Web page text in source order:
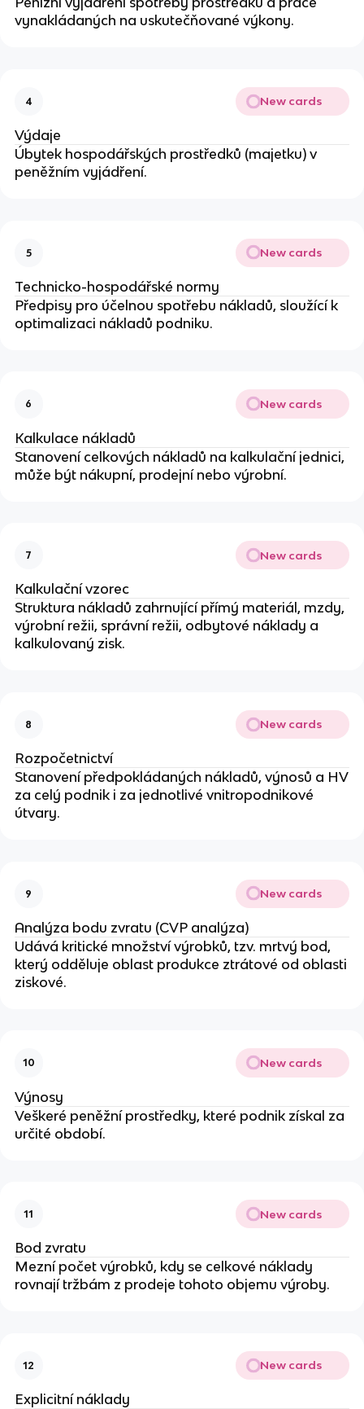
vynakládaných na uskutečňované výkony.
4 New cards
Výdaje
Úbytek hospodářských prostředků (majetku) v
peněžním vyjádření.
5 New cards
Technicko-hospodářské normy
Předpisy pro účelnou spotřebu nákladů, sloužící k
optimalizaci nákladů podniku.
6 New cards
Kalkulace nákladů
Stanovení celkových nákladů na kalkulační jednici,
může být nákupní, prodejní nebo výrobní.
7 New cards
Kalkulační vzorec
Struktura nákladů zahrnující přímý materiál, mzdy,
výrobní režii, správní režii, odbytové náklady a
kalkulovaný zisk.
8 New cards
Rozpočetnictví
Stanovení předpokládaných nákladů, výnosů a HV
za celý podnik i za jednotlivé vnitropodnikové
útvary.
9 New cards
Analýza bodu zvratu (CVP analýza)
Udává kritické množství výrobků, tzv. mrtvý bod,
který odděluje oblast produkce ztrátové od oblasti
ziskové.
10 New cards
Výnosy
Veškeré peněžní prostředky, které podnik získal za
určité období.
11 New cards
Bod zvratu
Mezní počet výrobků, kdy se celkové náklady
rovnají tržbám z prodeje tohoto objemu výroby.
12 New cards
Explicitní náklady